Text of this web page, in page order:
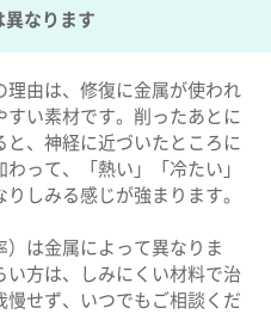
なります
由は、修復に金属が使われ
い素材です。削ったあとに
、神経に近づいたところに
って、「熱い」「冷たい」
しみる感じが強まります。
は金属によって異なりま
方は、しみにくい材料で治
せず、いつでもご相談くだ